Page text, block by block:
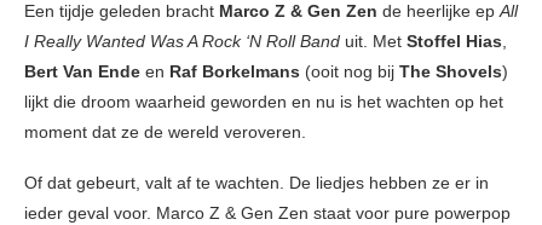
Een tijdje geleden bracht Marco Z & Gen Zen de heerlijke epAll
I Really Wanted Was A Rock ‘N Roll Band uit. Met Stoffel Hias,
Bert Van Ende en Raf Borkelmans (ooit nog bij The Shovels)
lijkt die droom waarheid geworden en nu is het wachten op het
moment dat ze de wereld veroveren.
Of dat gebeurt, valt af te wachten. De liedjes hebben ze er in
ieder geval voor. Marco Z & Gen Zen staat voor pure powerpop